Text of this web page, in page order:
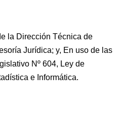
la Dirección Técnica de
Jurídica; y, En uso de las
Nº 604, Ley de
e Informática.